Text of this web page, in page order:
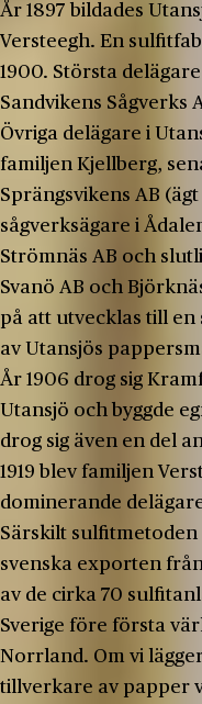
År 1897 bildades
Versteegh. En
1900. Största
Sandvikens Sågverks
Övriga delägare i
familjen Kjellberg,
Sprängsvikens AB
sågverksägare i
Strömnäs AB och
Svanö AB och
på att utvecklas till
av Utansjös
År 1906 drog sig
Utansjö och byggde
drog sig även en del
1919 blev familjen
dominerande
Särskilt
svenska exporten
av de cirka 70
Sverige före första
Norrland. Om vi
tillverkare av papper